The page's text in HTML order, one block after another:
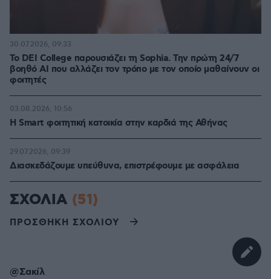
Το DEI College παρουσιάζει τη Sophia. Την πρώτη 24/7
βοηθό AI που αλλάζει τον τρόπο με τον οποίο μαθαίνουν οι
φοιτητές
30.07.2026, 09:33
Η Smart φοιτητική κατοικία στην καρδιά της Αθήνας
03.08.2026, 10:56
Διασκεδάζουμε υπεύθυνα, επιστρέφουμε με ασφάλεια
29.07.2026, 09:39
ΣΧΟΛΙΑ (51)
ΠΡΟΣΘΗΚΗ ΣΧΟΛΙΟΥ
@Σακίλ